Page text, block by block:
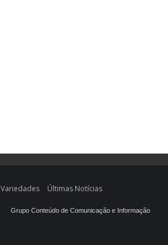
Variedades Últimas Notícias
Grupo Conteúdo de Comunicação e Informação